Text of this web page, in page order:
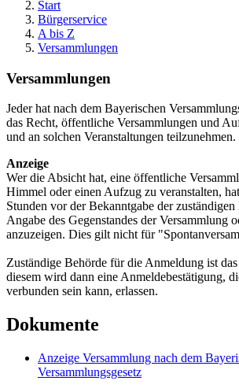
Start
Bürgerservice
A bis Z
Versammlungen
Versammlungen
Jeder hat nach dem Bayerischen
das Recht, öffentliche Versammlungen und
und an solchen Veranstaltungen teilzunehmen.
Anzeige
Wer die Absicht hat, eine öffentliche
Himmel oder einen Aufzug zu veranstalten,
Stunden vor der Bekanntgabe der
Angabe des Gegenstandes der Versammlung
anzuzeigen. Dies gilt nicht für
Zuständige Behörde für die Anmeldung ist
diesem wird dann eine Anmeldebestätigung,
verbunden sein kann, erlassen.
Dokumente
Anzeige Versammlung nach dem
Versammlungsgesetz